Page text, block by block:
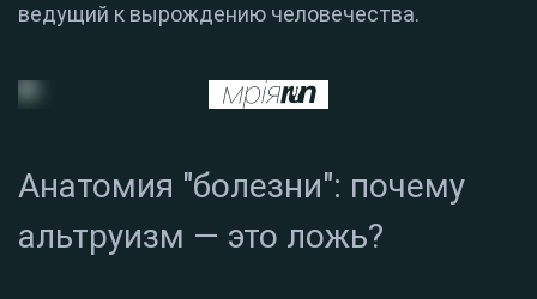
ведущий к вырождению человечества.
Анатомия "болезни": почему
альтруизм — это ложь?